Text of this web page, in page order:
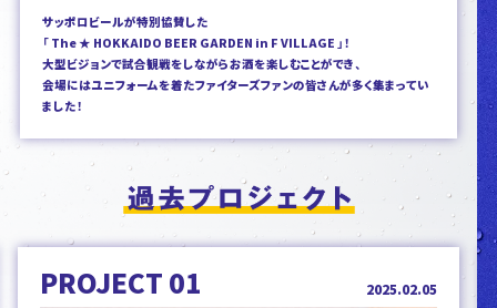
サッポロビールが特別協賛した
「 The ★ HOKKAIDO BEER GARDEN in F VILLAGE 」！
大型ビジョンで試合観戦をしながらお酒を楽しむことができ、
会場にはユニフォームを着たファイターズファンの皆さんが多く集まってい
ました！
PROJECT 01 2025.02.05